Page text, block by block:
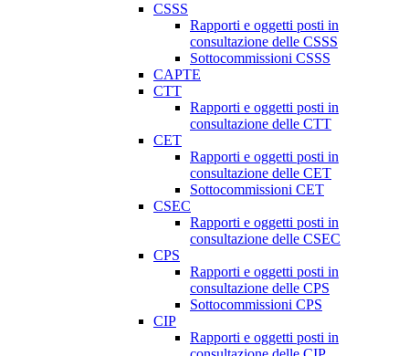
CSSS
Rapporti e oggetti posti in
consultazione delle CSSS
Sottocommissioni CSSS
CAPTE
CTT
Rapporti e oggetti posti in
consultazione delle CTT
CET
Rapporti e oggetti posti in
consultazione delle CET
Sottocommissioni CET
CSEC
Rapporti e oggetti posti in
consultazione delle CSEC
CPS
Rapporti e oggetti posti in
consultazione delle CPS
Sottocommissioni CPS
CIP
Rapporti e oggetti posti in